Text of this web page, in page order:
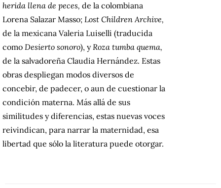
herida llena de peces, de la colombiana
Lorena Salazar Masso; Lost Children Archive,
de la mexicana Valeria Luiselli (traducida
como Desierto sonoro), yRoza tumba quema,
de la salvadoreña Claudia Hernández. Estas
obras despliegan modos diversos de
concebir, de padecer, o aun de cuestionar la
condición materna. Más allá de sus
similitudes y diferencias, estas nuevas voces
reivindican, para narrar la maternidad, esa
libertad que sólo la literatura puede otorgar.